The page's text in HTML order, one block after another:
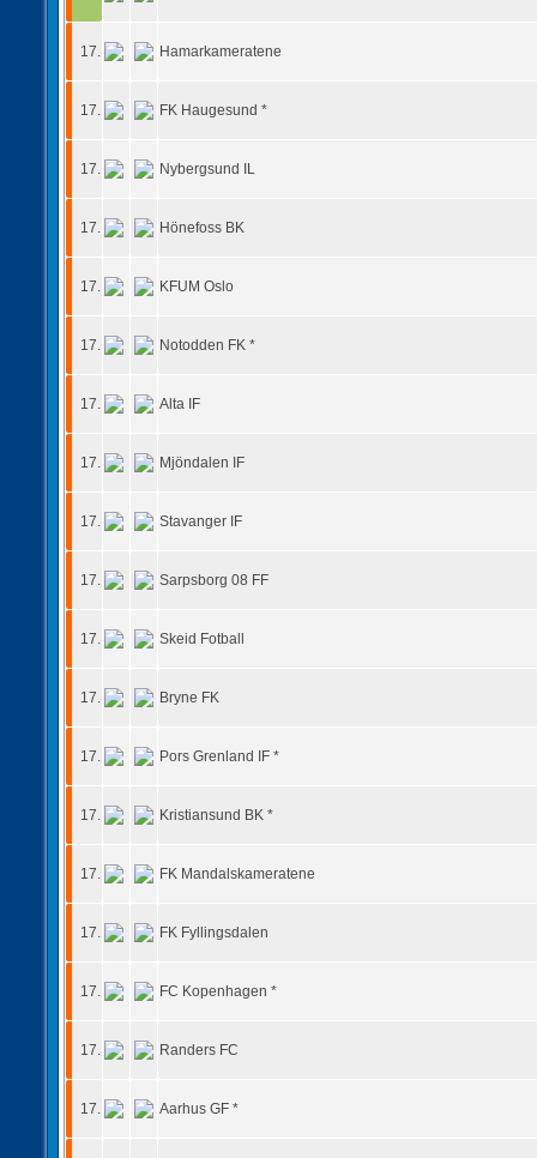
17. Hamarkameratene
17. FK Haugesund *
17. Nybergsund IL
17. Hönefoss BK
17. KFUM Oslo
17. Notodden FK *
17. Alta IF
17. Mjöndalen IF
17. Stavanger IF
17. Sarpsborg 08 FF
17. Skeid Fotball
17. Bryne FK
17. Pors Grenland IF *
17. Kristiansund BK *
17. FK Mandalskameratene
17. FK Fyllingsdalen
17. FC Kopenhagen *
17. Randers FC
17. Aarhus GF *